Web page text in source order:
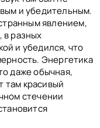
и убедительным.
явлением,
в разных
и убедился, что
Энергетика
даже обычная,
там красивый
стечении